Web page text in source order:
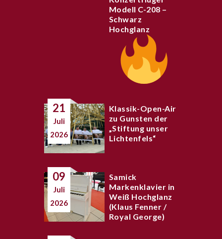
Modell C-208 –
Schwarz
Hochglanz
21
Juli
2026
Klassik-Open-Air
zu Gunsten der
„Stiftung unser
Lichtenfels“
09
Juli
2026
Samick
Markenklavier in
Weiß Hochglanz
(Klaus Fenner /
Royal George)